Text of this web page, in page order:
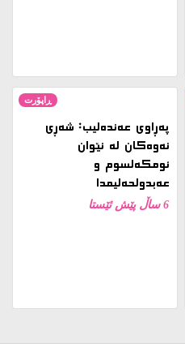
ڕاپۆرت
پەڕاوی عەندەلیب: شەڕی
نەوەکان لە نێوان
ئومکەلسوم و
عەبدولحەلیمدا
6 ساڵ پێش ئێستا